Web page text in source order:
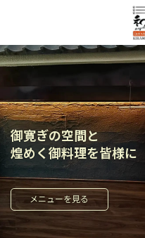
ン
ツ
キ
ッ
プ
ー
シ
に
移
動御寛ぎの空間と
煌めく御料理を皆様に
メニューを見る